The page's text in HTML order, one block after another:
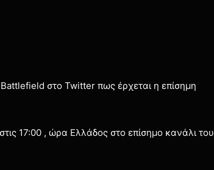
στο Twitter πως έρχεται η επίσημη
17:00 , ώρα Ελλάδος στο επίσημο κανάλι του